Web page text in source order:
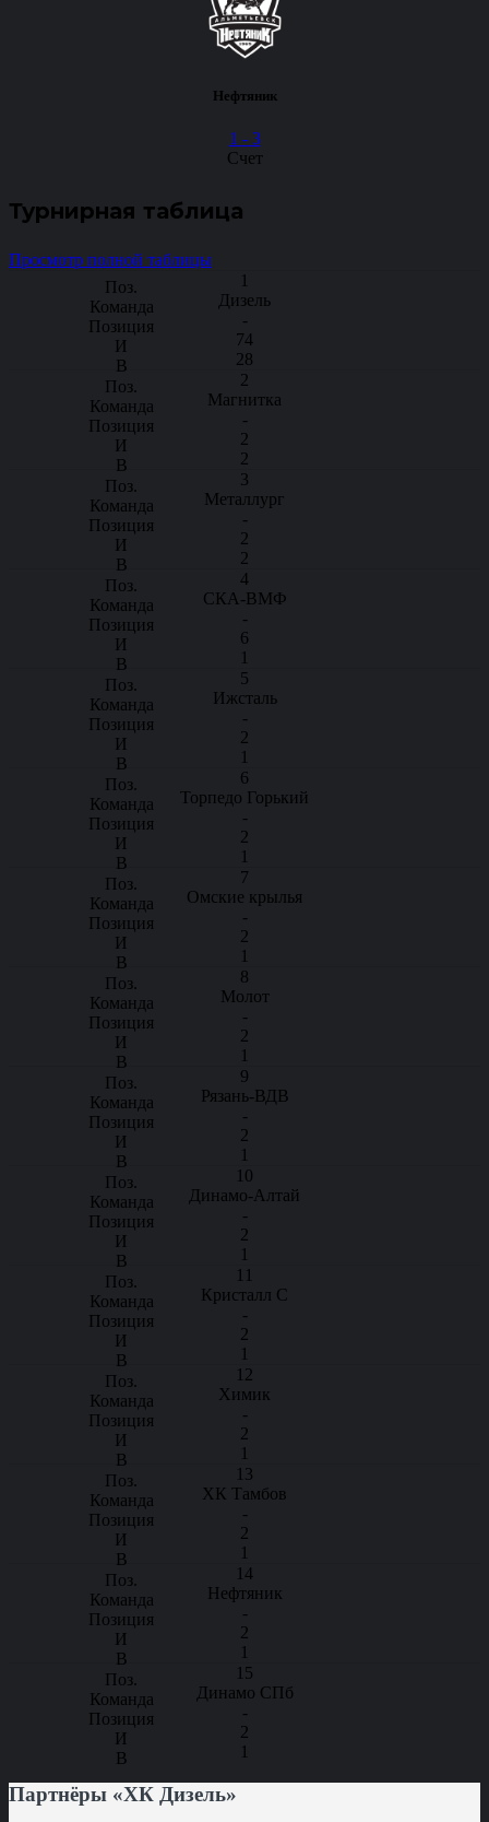
Нефтяник
1 - 3
Счет
Турнирная таблица
Просмотр полной таблицы
1
Дизель
-
74
28
2
Магнитка
-
2
2
3
Металлург
-
2
2
4
СКА-ВМФ
-
6
1
5
Ижсталь
-
2
1
6
Торпедо Горький
-
2
1
7
Омские крылья
-
2
1
8
Молот
-
2
1
9
Рязань-ВДВ
-
2
1
10
Динамо-Алтай
-
2
1
11
Кристалл С
-
2
1
12
Химик
-
2
1
13
ХК Тамбов
-
2
1
14
Нефтяник
-
2
1
15
Динамо СПб
-
2
1
Партнёры «ХК Дизель»